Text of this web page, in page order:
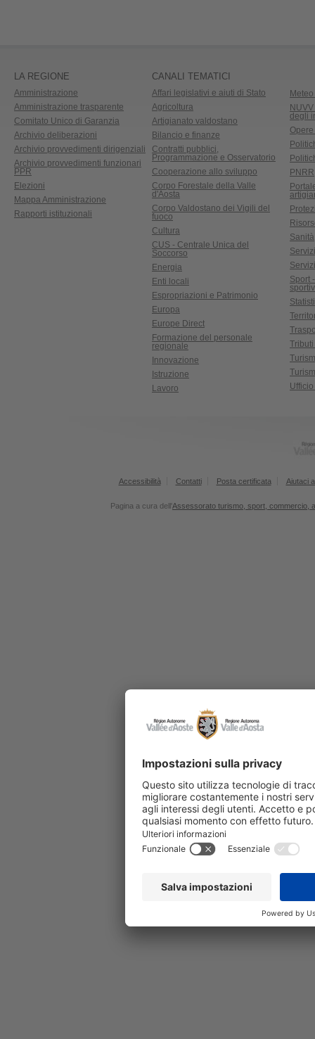
LA REGIONE
Amministrazione
Amministrazione trasparente
Comitato Unico di Garanzia
Archivio deliberazioni
Archivio provvedimenti dirigenziali
Archivio provvedimenti funzionari
PPR
Elezioni
Mappa Amministrazione
Rapporti istituzionali
CANALI TEMATICI
Affari legislativi e aiuti di Stato
Agricoltura
Artigianato valdostano
Bilancio e finanze
Contratti pubblici,
Programmazione e Osservatorio
Cooperazione allo sviluppo
Corpo Forestale della Valle
d'Aosta
Corpo Valdostano dei Vigili del
fuoco
Cultura
CUS - Centrale Unica del
Soccorso
Energia
Enti locali
Espropriazioni e Patrimonio
Europa
Europe Direct
Formazione del personale
regionale
Innovazione
Istruzione
Lavoro
degli
PNRR
Sanità
Sport
Accessibilità Contatti Posta certificata Aiutaci
Pagina a cura dell'Assessorato turismo, sport, commercio,